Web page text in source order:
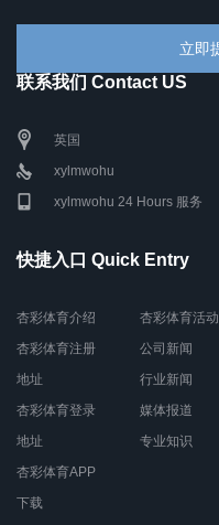
联系我们 Contact US
英国
xylmwohu
xylmwohu 24 Hours 服务
快捷入口 Quick Entry
杏彩体育介绍
杏彩体育注册
地址
杏彩体育登录
地址
杏彩体育APP
下载
杏彩体育活动
公司新闻
行业新闻
媒体报道
专业知识